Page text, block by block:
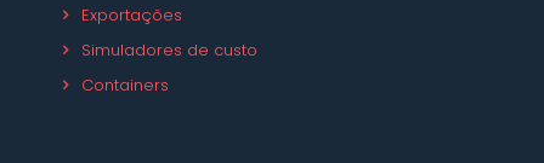
Exportações
Simuladores de custo
Containers